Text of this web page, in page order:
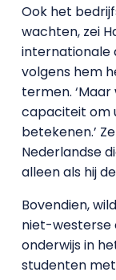
Ook het
wachten, zei
internationale
volgens hem
termen.
capaciteit om
betekenen.’
Nederlandse
alleen als hij
Bovendien,
niet-westerse
onderwijs in
studenten